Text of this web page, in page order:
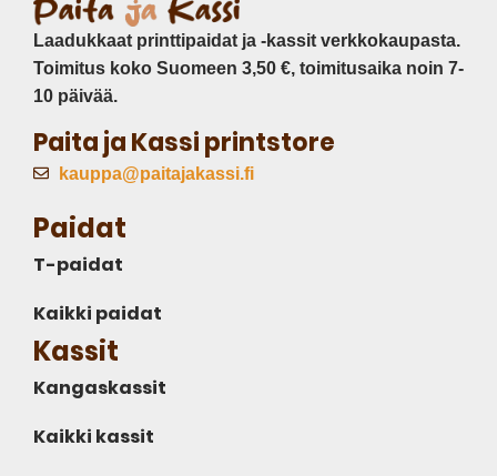
Laadukkaat printtipaidat ja -kassit verkkokaupasta.
Toimitus koko Suomeen 3,50 €, toimitusaika noin 7-
10 päivää.
Paita ja Kassi printstore
kauppa@paitajakassi.fi
Paidat
T-paidat
Kaikki paidat
Kassit
Kangaskassit
Kaikki kassit